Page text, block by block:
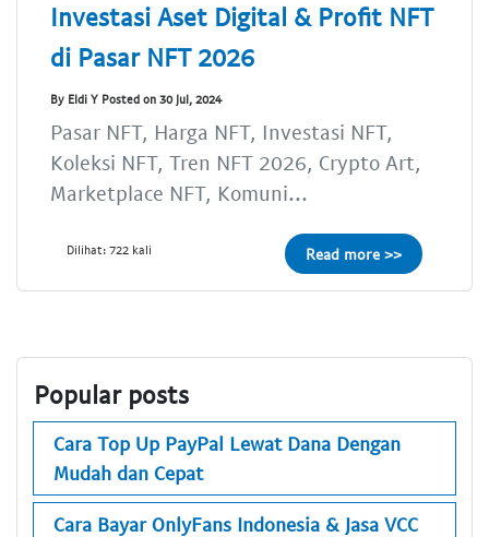
Investasi Aset Digital & Profit NFT
di Pasar NFT 2026
By Eldi Y Posted on 30 Jul, 2024
Pasar NFT, Harga NFT, Investasi NFT,
Koleksi NFT, Tren NFT 2026, Crypto Art,
Marketplace NFT, Komuni...
Dilihat: 722 kali Read more >>
Popular posts
Cara Top Up PayPal Lewat Dana Dengan
Mudah dan Cepat
Cara Bayar OnlyFans Indonesia & Jasa VCC